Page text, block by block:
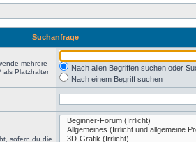
Suchanfrage
mehrere
als Platzhalter
Nach allen Begriffen suchen oder
Nach einem Begriff suchen
sofern du die